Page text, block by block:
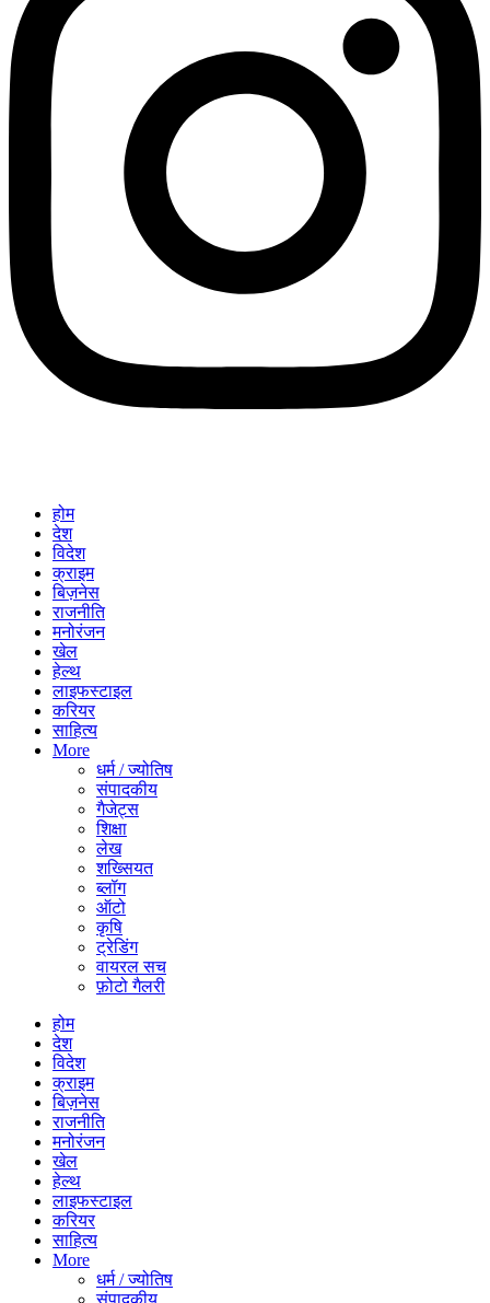
होम
देश
विदेश
क्राइम
बिज़नेस
राजनीति
मनोरंजन
खेल
हेल्थ
लाइफस्टाइल
करियर
साहित्य
More
धर्म / ज्योतिष
संपादकीय
गैजेट्स
शिक्षा
लेख
शख्सियत
ब्लॉग
ऑटो
कृषि
ट्रेडिंग
वायरल सच
फ़ोटो गैलरी
होम
देश
विदेश
क्राइम
बिज़नेस
राजनीति
मनोरंजन
खेल
हेल्थ
लाइफस्टाइल
करियर
साहित्य
More
धर्म / ज्योतिष
संपादकीय